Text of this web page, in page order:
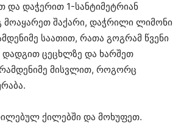
დაჭერით 1-სანტიმეტრიან
მოაყარეთ შაქარი, დაჭრილი ლიმონი
საათით, რათა გოგრამ წვენი
დადგით ცეცხლზე და ხარშეთ
მისვლით, როგორც
ქილებში და მოხუფეთ.